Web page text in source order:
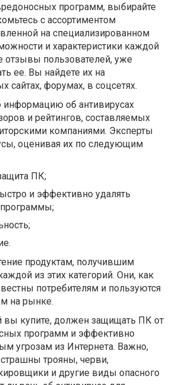
программ, выбирайте
с ассортиментом
на специализированном
и характеристики каждой
отзывы пользователей, уже
ее. Вы найдете их на
сайтах, форумах, в соцсетях.
информацию об антивирусах
и рейтингов, составляемых
компаниями. Эксперты
оценивая их по следующим
ПК;
и эффективно удалять
продуктам, получившим
из этих категорий. Они, как
потребителям и пользуются
на рынке.
вы купите, должен защищать ПК от
программ и эффективно
угрозам из Интернета. Важно,
трояны, черви,
и другие виды опасного